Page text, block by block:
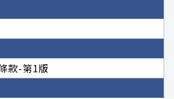
款-第1版